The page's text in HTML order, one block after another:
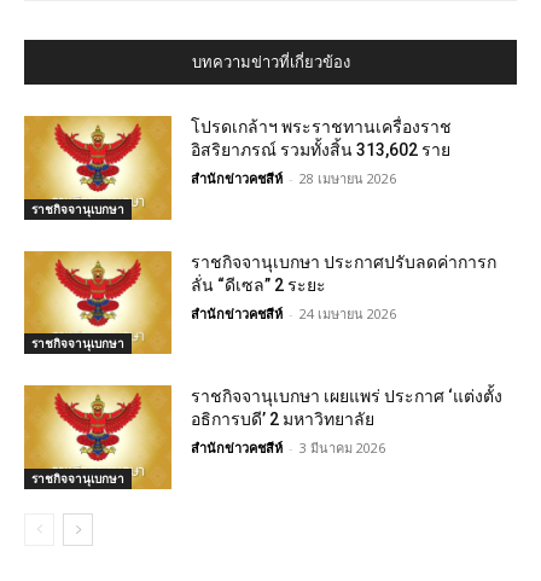
บทความข่าวที่เกี่ยวข้อง
ราชกิจจานุเบกษา
โปรดเกล้าฯ พระราชทานเครื่องราช
อิสริยาภรณ์ รวมทั้งสิ้น 313,602 ราย
สำนักข่าวคชสีห์ - 28 เมษายน 2026
ราชกิจจานุเบกษา
ราชกิจจานุเบกษา ประกาศปรับลดค่าการก
ลั่น “ดีเซล” 2 ระยะ
สำนักข่าวคชสีห์ - 24 เมษายน 2026
ราชกิจจานุเบกษา
ราชกิจจานุเบกษา เผยแพร่ ประกาศ ‘แต่งตั้ง
อธิการบดี’ 2 มหาวิทยาลัย
สำนักข่าวคชสีห์ - 3 มีนาคม 2026